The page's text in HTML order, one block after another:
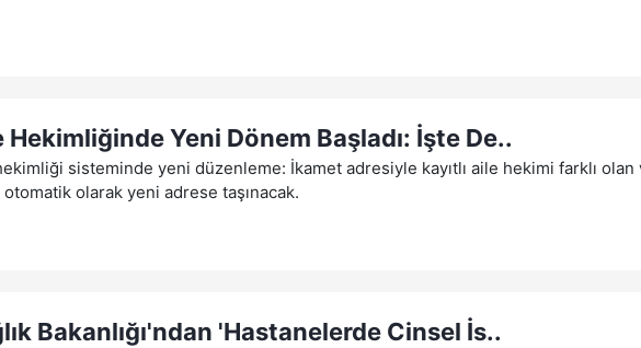
Hekimliğinde Yeni Dönem Başladı: İşte De..
sisteminde yeni düzenleme: İkamet adresiyle kayıtlı aile hekimi farklı olan
otomatik olarak yeni adrese taşınacak.
Bakanlığı'ndan 'Hastanelerde Cinsel İs..